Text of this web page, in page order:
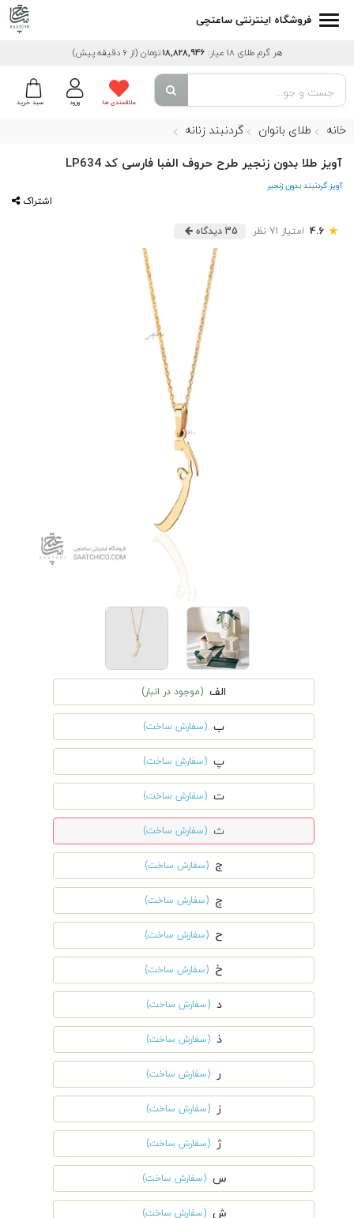
فروشگاه اینترنتی ساعتچی
هر گرم طلای 18 عیار: 18,828,946تومان (از 6 دقیقه پیش)
سبد خرید ورود علاقمندی ها
خانه طلای بانوان گردنبند زنانه
آویز طلا بدون زنجیر طرح حروف الفبا فارسی کد LP634
آویز گردنبند بدون زنجیر
اشتراک
★
4.6 امتیاز 71 نظر 35 دیدگاه
الف (موجود در انبار)
ب (سفارش ساخت)
پ (سفارش ساخت)
ت (سفارش ساخت)
ث (سفارش ساخت)
ج (سفارش ساخت)
چ (سفارش ساخت)
ح (سفارش ساخت)
خ (سفارش ساخت)
د (سفارش ساخت)
ذ (سفارش ساخت)
ر (سفارش ساخت)
ز (سفارش ساخت)
ژ (سفارش ساخت)
س (سفارش ساخت)
ش (سفارش ساخت)